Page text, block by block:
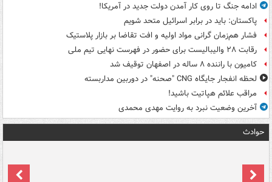
ادامه جنگ تا روی کار آمدن دولت جدید در آمریکا!
پاکستان: باید در برابر اسرائیل متحد شویم
فشار هم‌زمان گرانی مواد اولیه و افت تقاضا بر بازار پلاستیک
رقابت ۲۸ والیبالیست برای حضور در فهرست نهایی تیم ملی
کامیون با راننده ۸ ساله در اصفهان توقیف شد
لحظه انفجار جایگاه CNG "صحنه" در دوربین مداربسته
مراقب علائم هپاتیت باشید!
آخرین وضعیت نبرد به روایت مهدی محمدی
حوادث